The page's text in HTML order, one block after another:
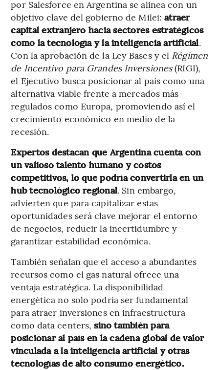
por Salesforce en Argentina se alinea con un
objetivo clave del gobierno de Milei:atraer
capital extranjero hacia sectores estratégicos
como la tecnología y la inteligencia artificial.
Con la aprobación de la Ley Bases y el Régimen
de Incentivo para Grandes Inversiones(RIGI),
el Ejecutivo busca posicionar al país como una
alternativa viable frente a mercados más
regulados como Europa, promoviendo así el
crecimiento económico en medio de la
recesión.
Expertos destacan que Argentina cuenta con
un valioso talento humano y costos
competitivos, lo que podría convertirla en un
hub tecnológico regional. Sin embargo,
advierten que para capitalizar estas
oportunidades será clave mejorar el entorno
de negocios, reducir la incertidumbre y
garantizar estabilidad económica.
También señalan que el acceso a abundantes
recursos como el gas natural ofrece una
ventaja estratégica. La disponibilidad
energética no solo podría ser fundamental
para atraer inversiones en infraestructura
como data centers,sino también para
posicionar al país en la cadena global de valor
vinculada a la inteligencia artificial y otras
tecnologías de alto consumo energético.